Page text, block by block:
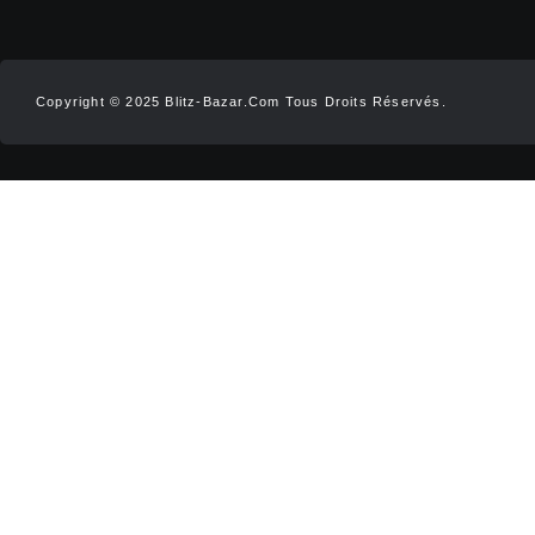
Copyright © 2025 Blitz-Bazar.com Tous Droits Réservés.